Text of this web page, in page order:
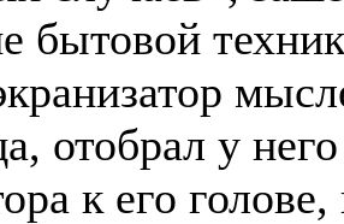
бытовой
отобрал у
к его